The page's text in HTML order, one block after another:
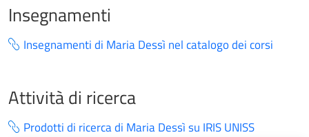
Insegnamenti
Insegnamenti di Maria Dessì nel catalogo dei corsi
Attività di ricerca
Prodotti di ricerca di Maria Dessì su IRIS UNISS